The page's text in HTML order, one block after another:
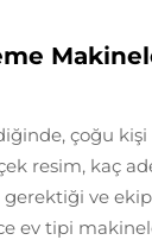
çoğu
resim, kaç
ve
ev tipi